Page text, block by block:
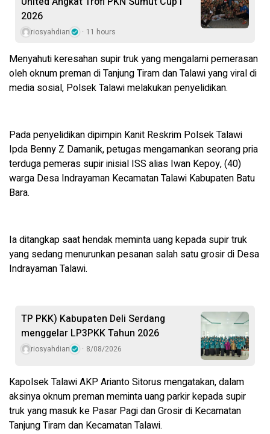
2026
riosyahdian 11 hours
Menyahuti keresahan supir truk yang mengalami pemerasan
oleh oknum preman di Tanjung Tiram dan Talawi yang viral di
media sosial, Polsek Talawi melakukan penyelidikan.
‎‎Pada penyelidikan dipimpin Kanit Reskrim Polsek Talawi
Ipda Benny Z Damanik, petugas mengamankan seorang pria
terduga pemeras supir ‎inisial ISS alias Iwan Kepoy, (40)
warga Desa Indrayaman Kecamatan Talawi Kabupaten Batu
Bara.
‎Ia ditangkap saat hendak meminta uang kepada supir truk
yang sedang menurunkan pesanan salah satu grosir di Desa
Indrayaman Talawi.
TP PKK) Kabupaten Deli Serdang
menggelar LP3PKK Tahun 2026
riosyahdian 8/08/2026
‎Kapolsek Talawi AKP Arianto Sitorus mengatakan, dalam
aksinya oknum preman meminta uang parkir kepada supir
truk yang masuk ke Pasar Pagi dan Grosir di Kecamatan
Tanjung Tiram dan Kecamatan Talawi.